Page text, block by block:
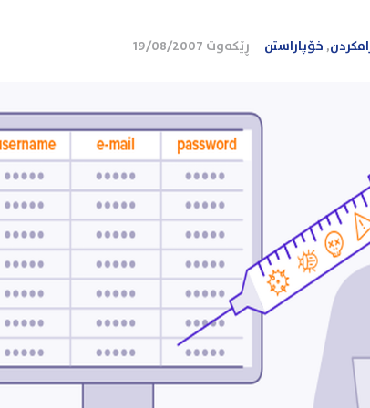
,خۆپاراستن ڕێکەوت 19/08/2007